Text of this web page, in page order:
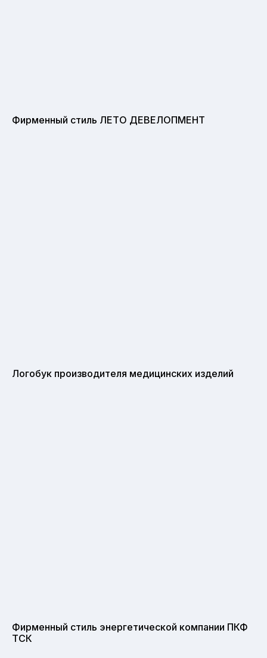
Фирменный стиль ЛЕТО ДЕВЕЛОПМЕНТ
Логобук производителя медицинских изделий
Фирменный стиль энергетической компании ПКФ
ТСК